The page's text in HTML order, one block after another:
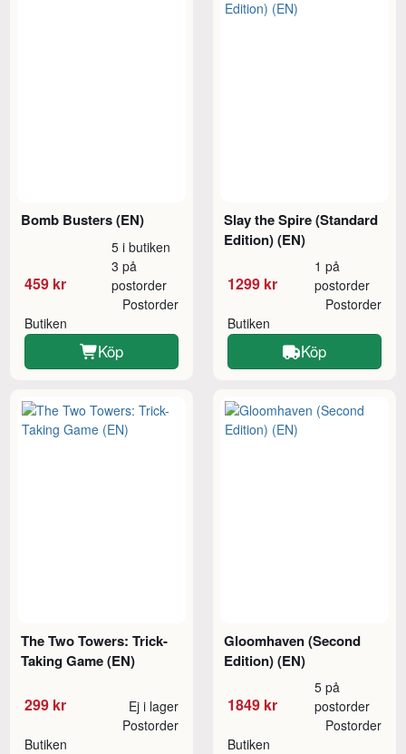
Bomb Busters (EN)
459 kr
5 i butiken
3 på
postorder
Butiken
Postorder
Köp
Slay the Spire (Standard
Edition) (EN)
1299 kr
1 på
postorder
Butiken
Postorder
Köp
The Two Towers: Trick-
Taking Game (EN)
299 kr Ej i lager
Butiken
Postorder
Gloomhaven (Second
Edition) (EN)
1849 kr
5 på
postorder
Butiken
Postorder